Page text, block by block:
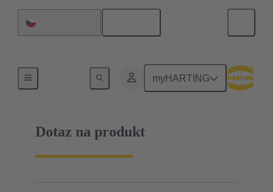
myHARTING
09 48 636 3765 550
Dotaz na produkt